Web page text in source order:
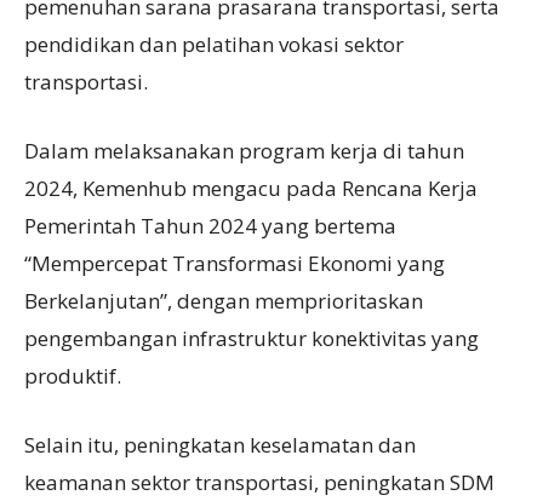
pemenuhan sarana prasarana transportasi, serta
pendidikan dan pelatihan vokasi sektor
transportasi.
Dalam melaksanakan program kerja di tahun
2024, Kemenhub mengacu pada Rencana Kerja
Pemerintah Tahun 2024 yang bertema
“Mempercepat Transformasi Ekonomi yang
Berkelanjutan”, dengan memprioritaskan
pengembangan infrastruktur konektivitas yang
produktif.
Selain itu, peningkatan keselamatan dan
keamanan sektor transportasi, peningkatan SDM